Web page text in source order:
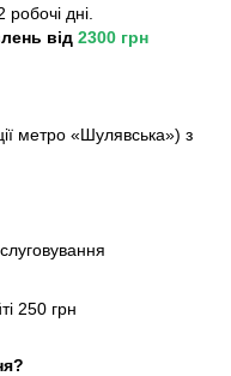
дні.
від 2300 грн
метро «Шулявська») з
250 грн